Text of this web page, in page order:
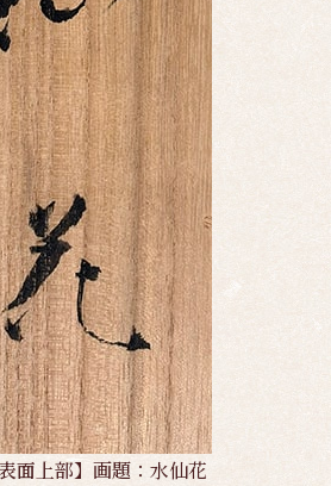
面上部】画題：水仙花